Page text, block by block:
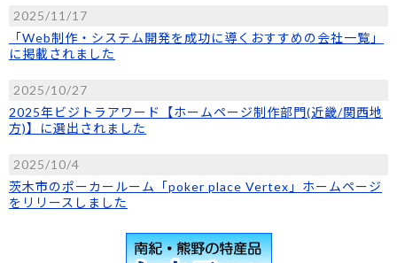
2025/11/17
「Web制作・システム開発を成功に導くおすすめの会社一覧」
に掲載されました
2025/10/27
2025年ビジトラアワード【ホームページ制作部門(近畿/関西地
方)】に選出されました
2025/10/4
茨木市のポーカールーム「poker place Vertex」ホームページ
をリリースしました